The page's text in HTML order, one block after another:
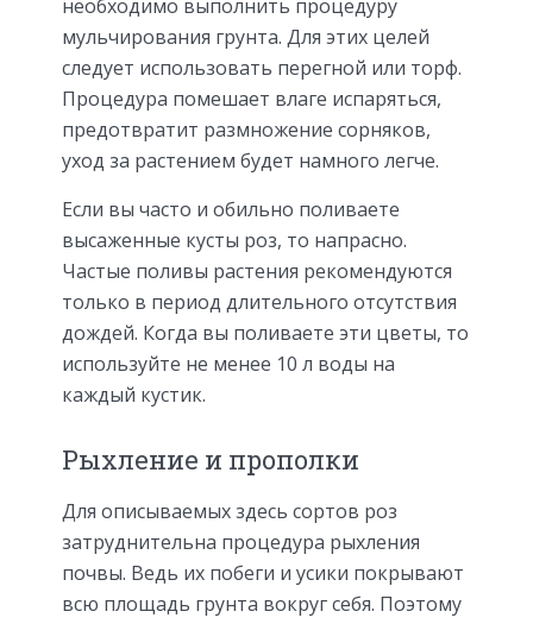
необходимо выполнить процедуру
мульчирования грунта. Для этих целей
следует использовать перегной или торф.
Процедура помешает влаге испаряться,
предотвратит размножение сорняков,
уход за растением будет намного легче.
Если вы часто и обильно поливаете
высаженные кусты роз, то напрасно.
Частые поливы растения рекомендуются
только в период длительного отсутствия
дождей. Когда вы поливаете эти цветы, то
используйте не менее 10 л воды на
каждый кустик.
Рыхление и прополки
Для описываемых здесь сортов роз
затруднительна процедура рыхления
почвы. Ведь их побеги и усики покрывают
всю площадь грунта вокруг себя. Поэтому